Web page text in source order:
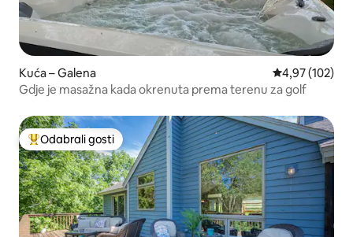
Kuća – Galena Prosječna
4,97 (102)
Gdje je masažna kada okrenuta prema terenu za golf
Među najviše rangiranima s oznakom „Odabrali gosti”
Odabrali gosti